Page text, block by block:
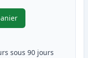
de 3 Brother TN3280
sous 90 jours